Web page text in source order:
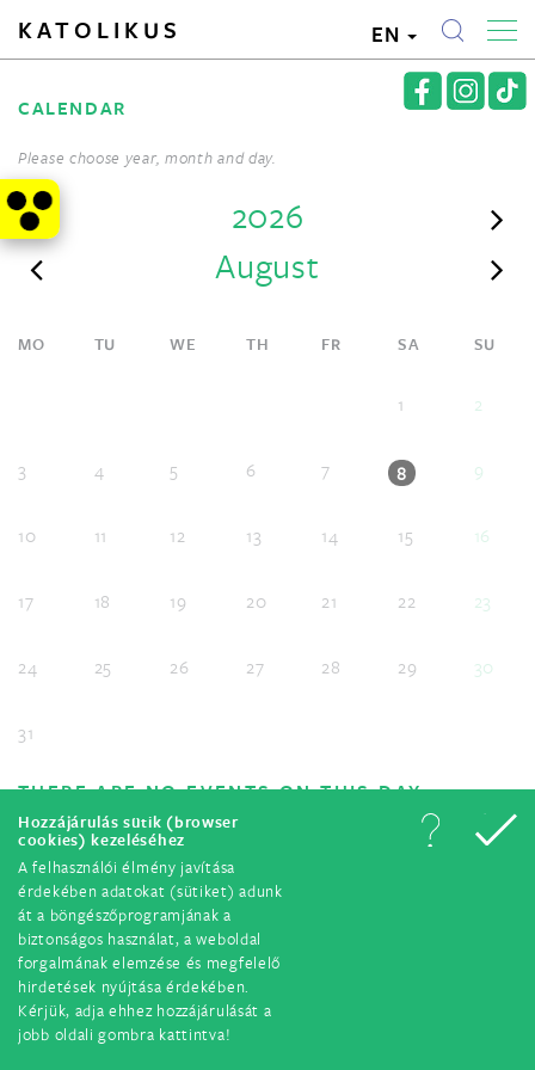
Hozzájárulás sütik (browser
cookies) kezeléséhez
A felhasználói élmény javítása
érdekében adatokat (sütiket) adunk
át a böngészőprogramjának a
biztonságos használat, a weboldal
forgalmának elemzése és megfelelő
hirdetések nyújtása érdekében.
Kérjük, adja ehhez hozzájárulását a
jobb oldali gombra kattintva!
KATOLIKUS EN
CALENDAR
Please choose year, month and day.
2026
August
MO TU WE TH FR SA SU
1 2
3 4 5 6 7 8 9
10 11 12 13 14 15 16
17 18 19 20 21 22 23
24 25 26 27 28 29 30
31
THERE ARE NO EVENTS ON THIS DAY.
© All rights reserved. 2018.